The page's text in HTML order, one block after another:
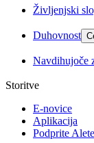
Življenjski
Duhovnost
Navdihujoče
Storitve
E-novice
Aplikacija
Podprite